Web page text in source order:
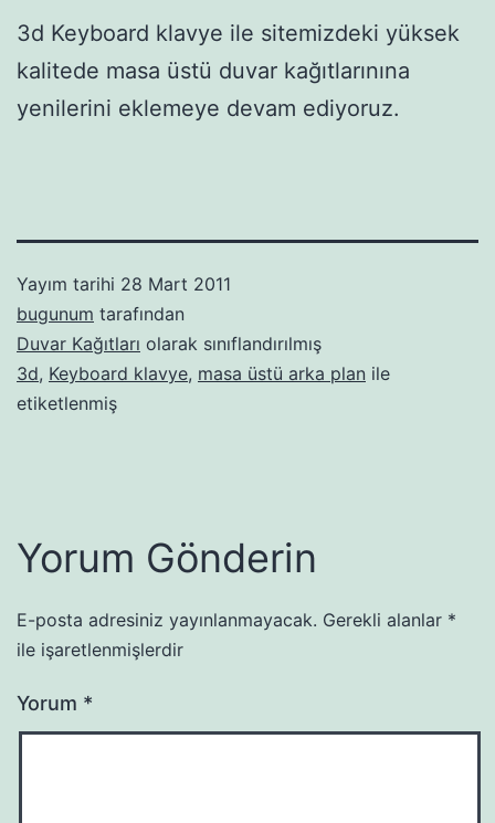
3d Keyboard klavye ile sitemizdeki yüksek
kalitede masa üstü duvar kağıtlarınına
yenilerini eklemeye devam ediyoruz.
Yayım tarihi 28 Mart 2011
bugunum tarafından
Duvar Kağıtları olarak sınıflandırılmış
3d, Keyboard klavye, masa üstü arka plan ile
etiketlenmiş
Yorum Gönderin
E-posta adresiniz yayınlanmayacak. Gerekli alanlar *
ile işaretlenmişlerdir
Yorum *